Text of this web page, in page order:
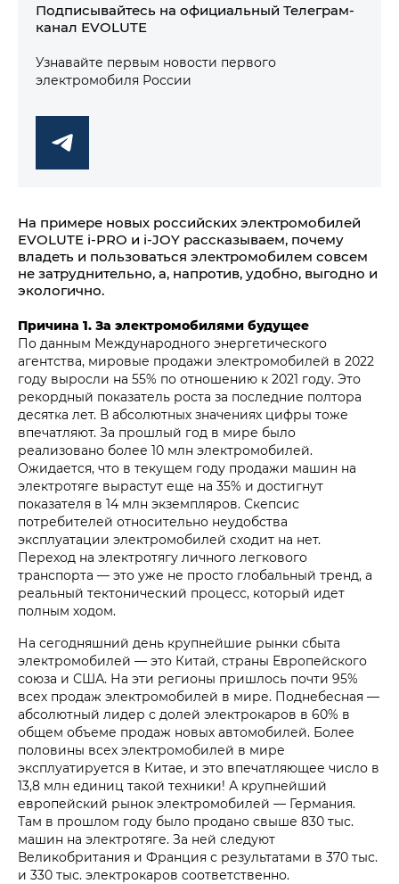
Подписывайтесь на официальный Телеграм-
канал EVOLUTE
Узнавайте первым новости первого
электромобиля России
На примере новых российских электромобилей
EVOLUTE i‑PRO и i‑JOY рассказываем, почему
владеть и пользоваться электромобилем совсем
не затруднительно, а, напротив, удобно, выгодно и
экологично.
Причина 1. За электромобилями будущее
По данным Международного энергетического
агентства, мировые продажи электромобилей в 2022
году выросли на 55% по отношению к 2021 году. Это
рекордный показатель роста за последние полтора
десятка лет. В абсолютных значениях цифры тоже
впечатляют. За прошлый год в мире было
реализовано более 10 млн электромобилей.
Ожидается, что в текущем году продажи машин на
электротяге вырастут еще на 35% и достигнут
показателя в 14 млн экземпляров. Скепсис
потребителей относительно неудобства
эксплуатации электромобилей сходит на нет.
Переход на электротягу личного легкового
транспорта — это уже не просто глобальный тренд, а
реальный тектонический процесс, который идет
полным ходом.
На сегодняшний день крупнейшие рынки сбыта
электромобилей — это Китай, страны Европейского
союза и США. На эти регионы пришлось почти 95%
всех продаж электромобилей в мире. Поднебесная —
абсолютный лидер с долей электрокаров в 60% в
общем объеме продаж новых автомобилей. Более
половины всех электромобилей в мире
эксплуатируется в Китае, и это впечатляющее число в
13,8 млн единиц такой техники! А крупнейший
европейский рынок электромобилей — Германия.
Там в прошлом году было продано свыше 830 тыс.
машин на электротяге. За ней следуют
Великобритания и Франция с результатами в 370 тыс.
и 330 тыс. электрокаров соответственно.